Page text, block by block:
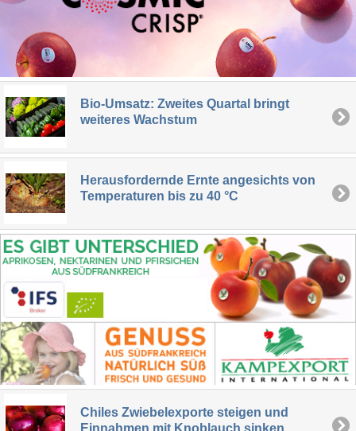
Bio-Umsatz: Zweites Quartal bringt
weiteres Wachstum
Herausfordernde Ernte angesichts von
Temperaturen bis zu 40 °C
Chiles Zwiebelexporte steigen und
Einnahmen mit Knoblauch sinken